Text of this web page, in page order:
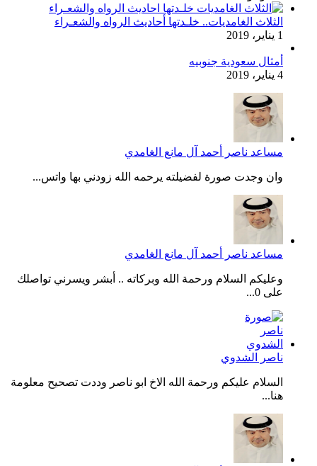
الثلاث الغامديات.. خلـدتها أحاديث الرواه والشعـراء
1 يناير، 2019
أمثال سعودية جنوبيه
4 يناير، 2019
مساعد ناصر أحمد آل مانع الغامدي
وان وجدت صورة لفضيلته يرحمه الله زودني بها واتس...
مساعد ناصر أحمد آل مانع الغامدي
وعليكم السلام ورحمة الله وبركاته .. أبشر ويسرني تواصلك
على 0...
ناصر الشدوي
السلام عليكم ورحمة الله الاخ ابو ناصر وددت تصحيح معلومة
هنا...